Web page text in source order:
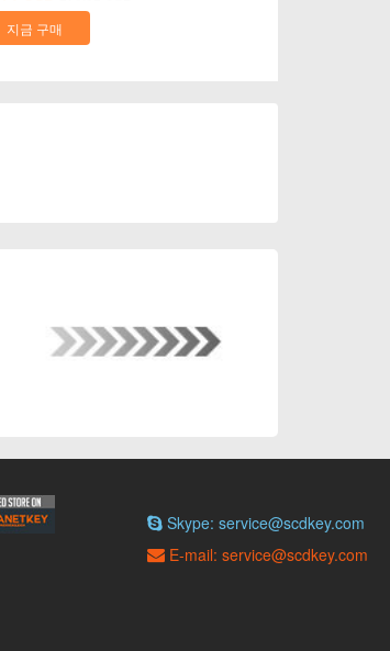
지금 구매
Skype: service@scdkey.com
E-mail: service@scdkey.com